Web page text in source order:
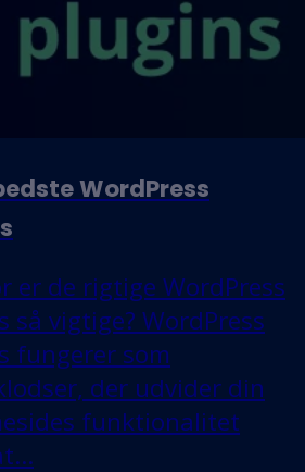
WordPress
er de rigtige WordPress
så vigtige? WordPress
fungerer som
der udvider din
funktionalitet